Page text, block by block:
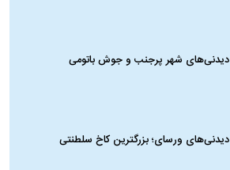
دیدنی‌های شهر پرجنب و جوش باتومی
دیدنی‌های ورسای؛ بزرگترین کاخ سلطنتی